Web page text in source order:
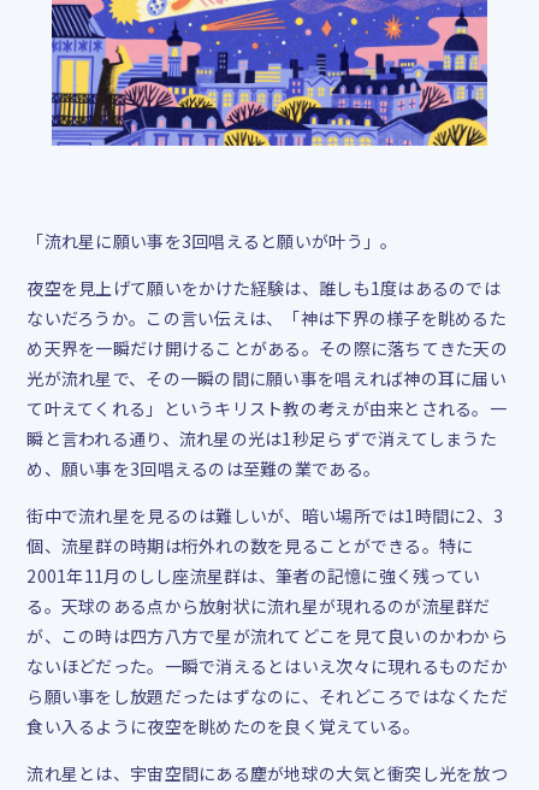
「流れ星に願い事を3回唱えると願いが叶う」。
夜空を見上げて願いをかけた経験は、誰しも1度はあるのでは
ないだろうか。この言い伝えは、「神は下界の様子を眺めるた
め天界を一瞬だけ開けることがある。その際に落ちてきた天の
光が流れ星で、その一瞬の間に願い事を唱えれば神の耳に届い
て叶えてくれる」というキリスト教の考えが由来とされる。一
瞬と言われる通り、流れ星の光は1秒足らずで消えてしまうた
め、願い事を3回唱えるのは至難の業である。
街中で流れ星を見るのは難しいが、暗い場所では1時間に2、3
個、流星群の時期は桁外れの数を見ることができる。特に
2001年11月のしし座流星群は、筆者の記憶に強く残ってい
る。天球のある点から放射状に流れ星が現れるのが流星群だ
が、この時は四方八方で星が流れてどこを見て良いのかわから
ないほどだった。一瞬で消えるとはいえ次々に現れるものだか
ら願い事をし放題だったはずなのに、それどころではなくただ
食い入るように夜空を眺めたのを良く覚えている。
流れ星とは、宇宙空間にある塵が地球の大気と衝突し光を放つ